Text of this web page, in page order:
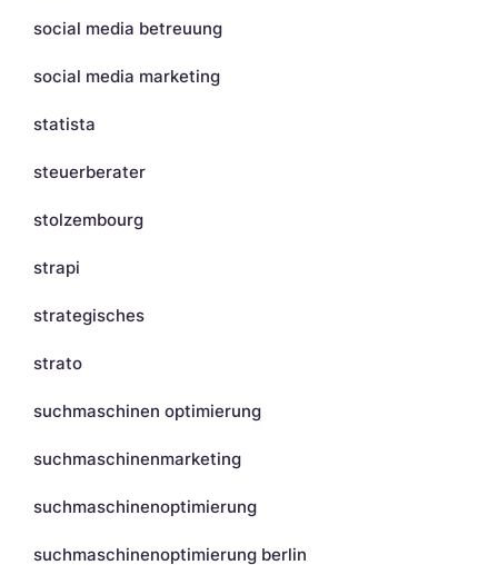
social media betreuung
social media marketing
statista
steuerberater
stolzembourg
strapi
strategisches
strato
suchmaschinen optimierung
suchmaschinenmarketing
suchmaschinenoptimierung
suchmaschinenoptimierung berlin